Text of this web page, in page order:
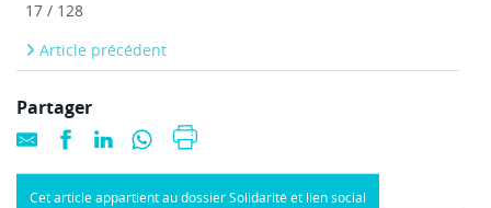
17 / 128
Article précédent
Partager
Cet article appartient au dossier Solidarité et lien social